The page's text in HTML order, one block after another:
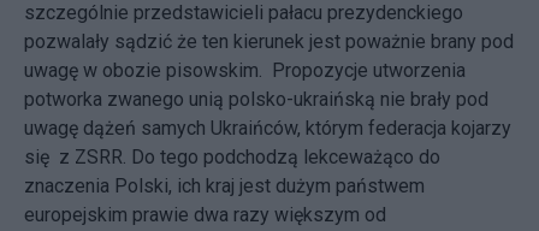
szczególnie przedstawicieli pałacu prezydenckiego
pozwalały sądzić że ten kierunek jest poważnie brany pod
uwagę w obozie pisowskim. Propozycje utworzenia
potworka zwanego unią polsko-ukraińską nie brały pod
uwagę dążeń samych Ukraińców, którym federacja kojarzy
się z ZSRR. Do tego podchodzą lekceważąco do
znaczenia Polski, ich kraj jest dużym państwem
europejskim prawie dwa razy większym od